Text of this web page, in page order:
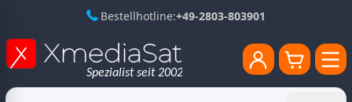
Bestellhotline:+49-2803-803901